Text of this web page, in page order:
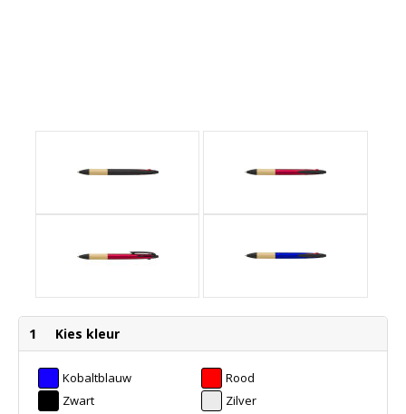
1 Kies kleur
Kobaltblauw
Rood
Zwart
Zilver